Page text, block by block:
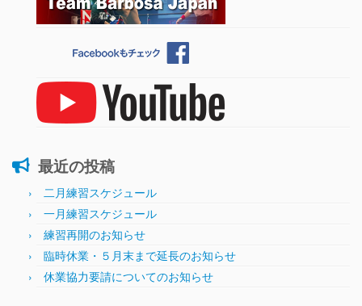
最近の投稿
二月練習スケジュール
一月練習スケジュール
練習再開のお知らせ
臨時休業・５月末まで延長のお知らせ
休業協力要請についてのお知らせ